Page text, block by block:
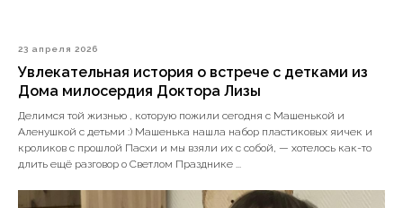
23 апреля 2026
Увлекательная история о встрече с детками из
Дома милосердия Доктора Лизы
Делимся той жизнью , которую пожили сегодня с Машенькой и
Аленушкой с детьми :) Машенька нашла набор пластиковых яичек и
кроликов с прошлой Пасхи и мы взяли их с собой, — хотелось как-то
длить ещё разговор о Светлом Празднике ...